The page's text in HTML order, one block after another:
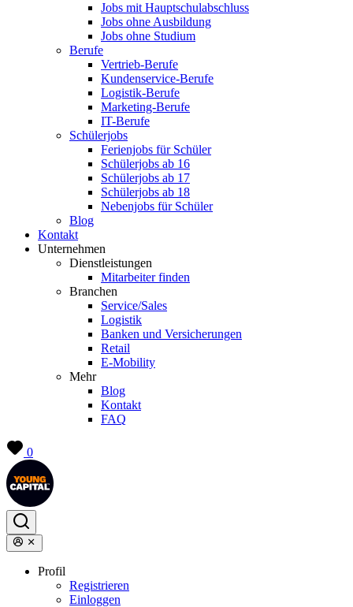
Jobs mit Hauptschulabschluss
Jobs ohne Ausbildung
Jobs ohne Studium
Berufe
Vertrieb-Berufe
Kundenservice-Berufe
Logistik-Berufe
Marketing-Berufe
IT-Berufe
Schülerjobs
Ferienjobs für Schüler
Schülerjobs ab 16
Schülerjobs ab 17
Schülerjobs ab 18
Nebenjobs für Schüler
Blog
Kontakt
Unternehmen
Dienstleistungen
Mitarbeiter finden
Branchen
Service/Sales
Logistik
Banken und Versicherungen
Retail
E-Mobility
Mehr
Blog
Kontakt
FAQ
0
Profil
Registrieren
Einloggen